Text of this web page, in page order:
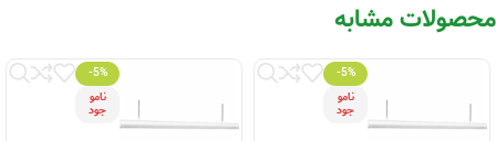
محصولات مشابه
-5%
نامو
جود
-5%
نامو
جود